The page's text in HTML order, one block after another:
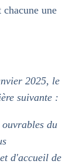
une
2025, le
suivante :
du
d'accueil de